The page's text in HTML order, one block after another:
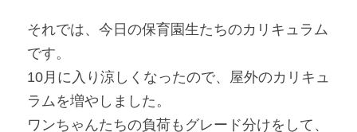
それでは、今日の保育園生たちのカリキュラム
です。
10月に入り涼しくなったので、屋外のカリキュ
ラムを増やしました。
ワンちゃんたちの負荷もグレード分けをして、